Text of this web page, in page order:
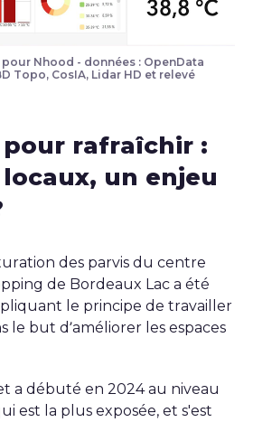
Nhood - données : OpenData
Topo, CosIA, Lidar HD et relevé
rafraîchir :
un enjeu
des parvis du centre
de Bordeaux Lac a été
le principe de travailler
le but d’améliorer les espaces
a débuté en 2024 au niveau
est la plus exposée, et s'est